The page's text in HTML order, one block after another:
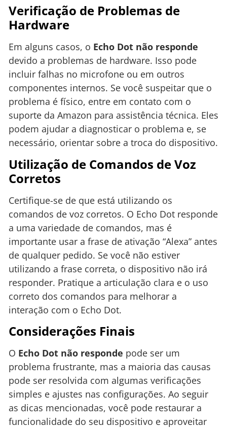
Verificação de Problemas de
Hardware
Em alguns casos, o Echo Dot não responde
devido a problemas de hardware. Isso pode
incluir falhas no microfone ou em outros
componentes internos. Se você suspeitar que o
problema é físico, entre em contato com o
suporte da Amazon para assistência técnica. Eles
podem ajudar a diagnosticar o problema e, se
necessário, orientar sobre a troca do dispositivo.
Utilização de Comandos de Voz
Corretos
Certifique-se de que está utilizando os
comandos de voz corretos. O Echo Dot responde
a uma variedade de comandos, mas é
importante usar a frase de ativação “Alexa” antes
de qualquer pedido. Se você não estiver
utilizando a frase correta, o dispositivo não irá
responder. Pratique a articulação clara e o uso
correto dos comandos para melhorar a
interação com o Echo Dot.
Considerações Finais
O Echo Dot não responde pode ser um
problema frustrante, mas a maioria das causas
pode ser resolvida com algumas verificações
simples e ajustes nas configurações. Ao seguir
as dicas mencionadas, você pode restaurar a
funcionalidade do seu dispositivo e aproveitar